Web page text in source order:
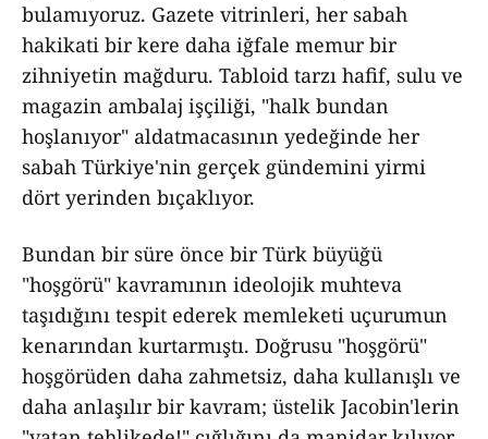
bulamıyoruz. Gazete vitrinleri, her sabah
hakikati bir kere daha iğfale memur bir
zihniyetin mağduru. Tabloid tarzı hafif, sulu ve
magazin ambalaj işçiliği, "halk bundan
hoşlanıyor" aldatmacasının yedeğinde her
sabah Türkiye'nin gerçek gündemini yirmi
dört yerinden bıçaklıyor.
Bundan bir süre önce bir Türk büyüğü
"hoşgörü" kavramının ideolojik muhteva
taşıdığını tespit ederek memleketi uçurumun
kenarından kurtarmıştı. Doğrusu "hoşgörü"
hoşgörüden daha zahmetsiz, daha kullanışlı ve
daha anlaşılır bir kavram; üstelik Jacobin'lerin